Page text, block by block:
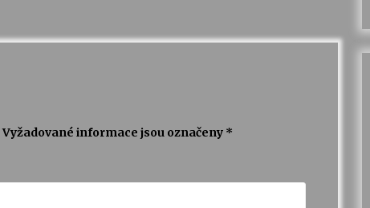
Vyžadované informace jsou označeny *